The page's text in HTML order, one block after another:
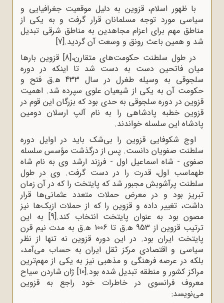
با ظهور اسلام، قزوین به دلیل موقعیت جغرافیایی و
سیاسی مورد توجه مسلمانان قرار گرفت و به یکی از
مناطق مهم برای اعزام مجاهدین به مناطق شرقی تبدیل
شد و همین باعث رونق و وسعت آن گردید.[7]
در طول سلطنت حکومت‌های متقارن،[8] قزوین بارها
میان فاتحین دست به دست شد تا اینکه در دوره
سلجوقی به وسیله طغرل در سال 433 ﻫ.ق فتح و
حکومت آن به یکی از شیعیان علوی سپرده شد. اهمیت
قزوین در دوره سلجوقی به حدی بود که بزرگان این قوم در
قزوین خطبه پادشاهی را به نام آلپ ارسلان دومین
پادشاه این سلسله خواندند.
اوج شکوفایی قزوین را بی‌شک باید در اوایل دوره
سلطنت صفویان دانست. پس از درگذشت مؤسس سلسله
صفوی - شاه اسماعیل اول - فرزند ارشد وی به نام شاه
طهماسب اول، قدرت را در دست گرفت. وی در طول
سلطنت پرآشوبش مجبور شد که پایتخت را که در آن زمان
تبریز بود و در معرض حملات متعدد عثمانی‌ها قرار
داشت، تغییر داده و قزوین را که از حملات ازبک‌ها نیز
مصون بود به عنوان پایتخت انتخاب کند.[9] به این
ترتیب قزوین از 953 ﻫ.ق تا 1006 ﻫ.ق به مدت نیم قرن
پایتخت ایران بود. در این دوره قزوین نه تنها از نظر
سیاسی و اقتصادی مرکز ثقل ایران به حساب می‌آمد،
بلکه در عرصه فرهنگی و مذهبی نیز به یکی از مهم‌ترین
مراکز کشور و منطقه تبدیل شده بود.[10] ژان شاردن سیاح
معروف فرانسوی در خاطرات خود راجع به قزوین
می‌نویسد: